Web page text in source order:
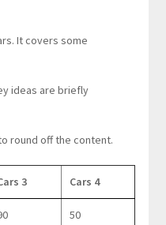
It covers some
ideas are briefly
round off the content.
3 Cars 4
50